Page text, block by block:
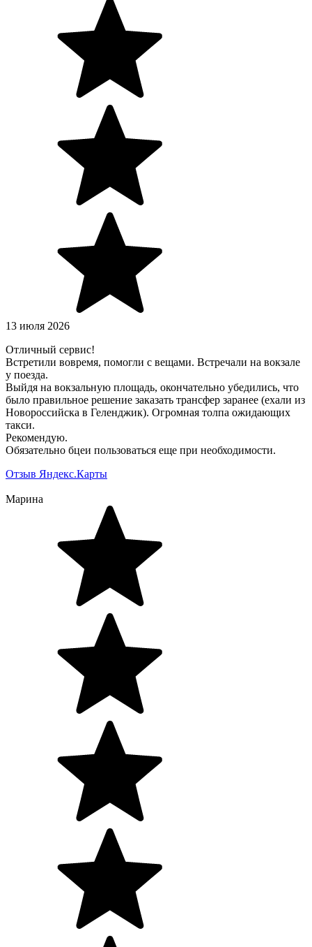
13 июля 2026
Отличный сервис!
Встретили вовремя, помогли с вещами. Встречали на вокзале
у поезда.
Выйдя на вокзальную площадь, окончательно убедились, что
было правильное решение заказать трансфер заранее (ехали из
Новороссийска в Геленджик). Огромная толпа ожидающих
такси.
Рекомендую.
Обязательно бцеи пользоваться еще при необходимости.
Отзыв Яндекс.Карты
Марина